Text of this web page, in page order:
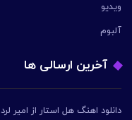
ویدیو
آلبوم
آخرین ارسالی ها
دانلود اهنگ هل استار از امیر لرد